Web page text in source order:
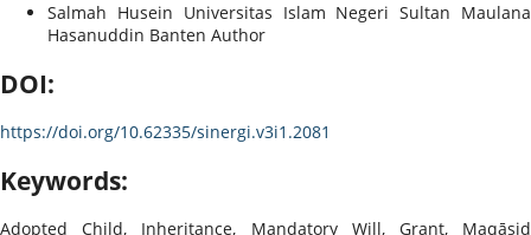
Salmah Husein Universitas Islam Negeri Sultan Maulana
Hasanuddin Banten Author
DOI:
https://doi.org/10.62335/sinergi.v3i1.2081
Keywords:
Adopted Child, Inheritance, Mandatory Will, Grant, Maqāṣid